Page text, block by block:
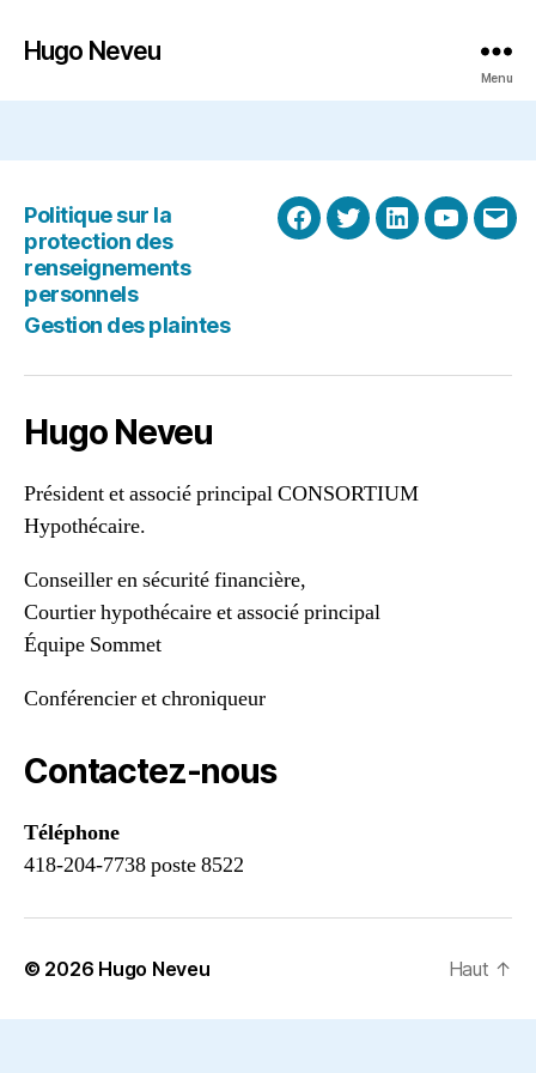
Hugo Neveu
Menu
Politique sur la
protection des
renseignements
personnels
Gestion des plaintes
Facebook
TwitterLinkedInYoutube
Hugo Neveu
Président et associé principal CONSORTIUM
Hypothécaire.
Conseiller en sécurité financière,
Courtier hypothécaire et associé principal
Équipe Sommet
Conférencier et chroniqueur
Contactez-nous
Téléphone
418-204-7738 poste 8522
© 2026 Hugo Neveu Haut ↑